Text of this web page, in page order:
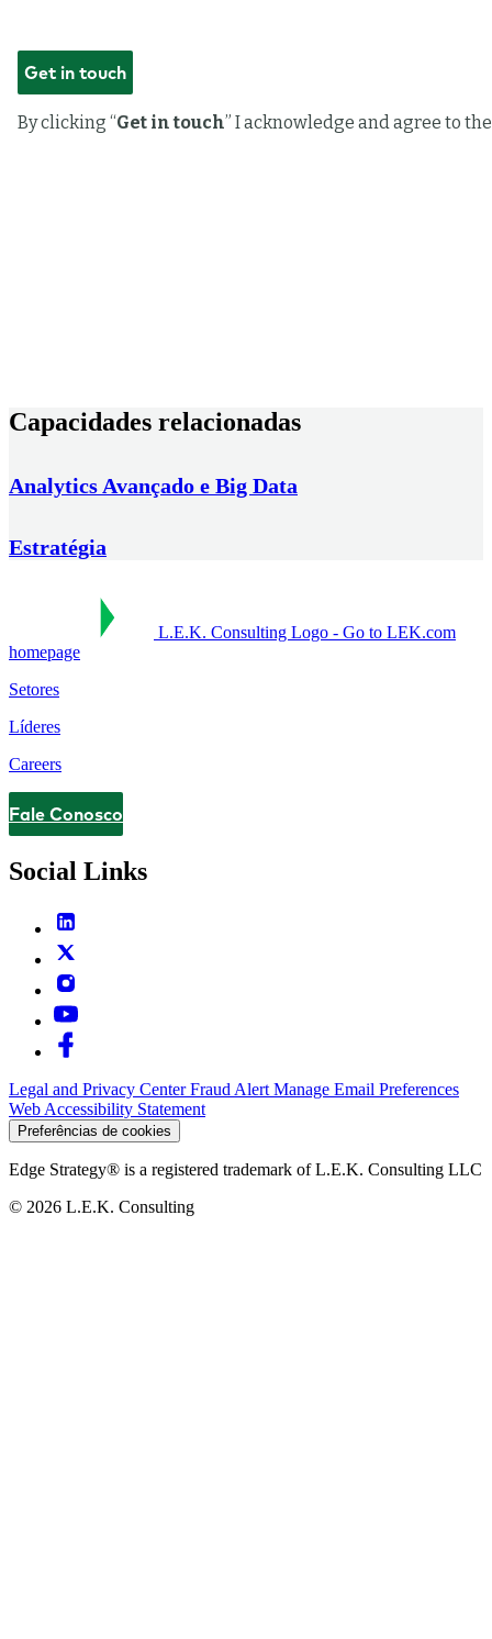
Capacidades relacionadas
Analytics Avançado e Big Data
Estratégia
L.E.K. Consulting Logo - Go to LEK.com
homepage
Setores
Líderes
Careers
Contact
Fale Conosco
Social Links
Legal and Privacy CenterFraud Alert Manage Email Preferences
Web Accessibility Statement
Preferências de cookies
Edge Strategy® is a registered trademark of L.E.K. Consulting LLC
© 2026 L.E.K. Consulting